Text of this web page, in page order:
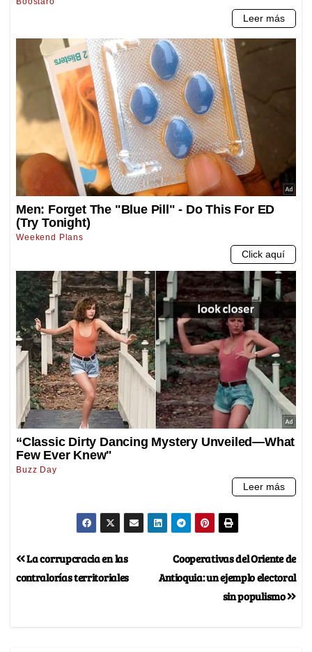
Cooperativas del Oriente de
Antioquia: un ejemplo electoral
sin populismo
La corrupcracia en las
contralorías territoriales